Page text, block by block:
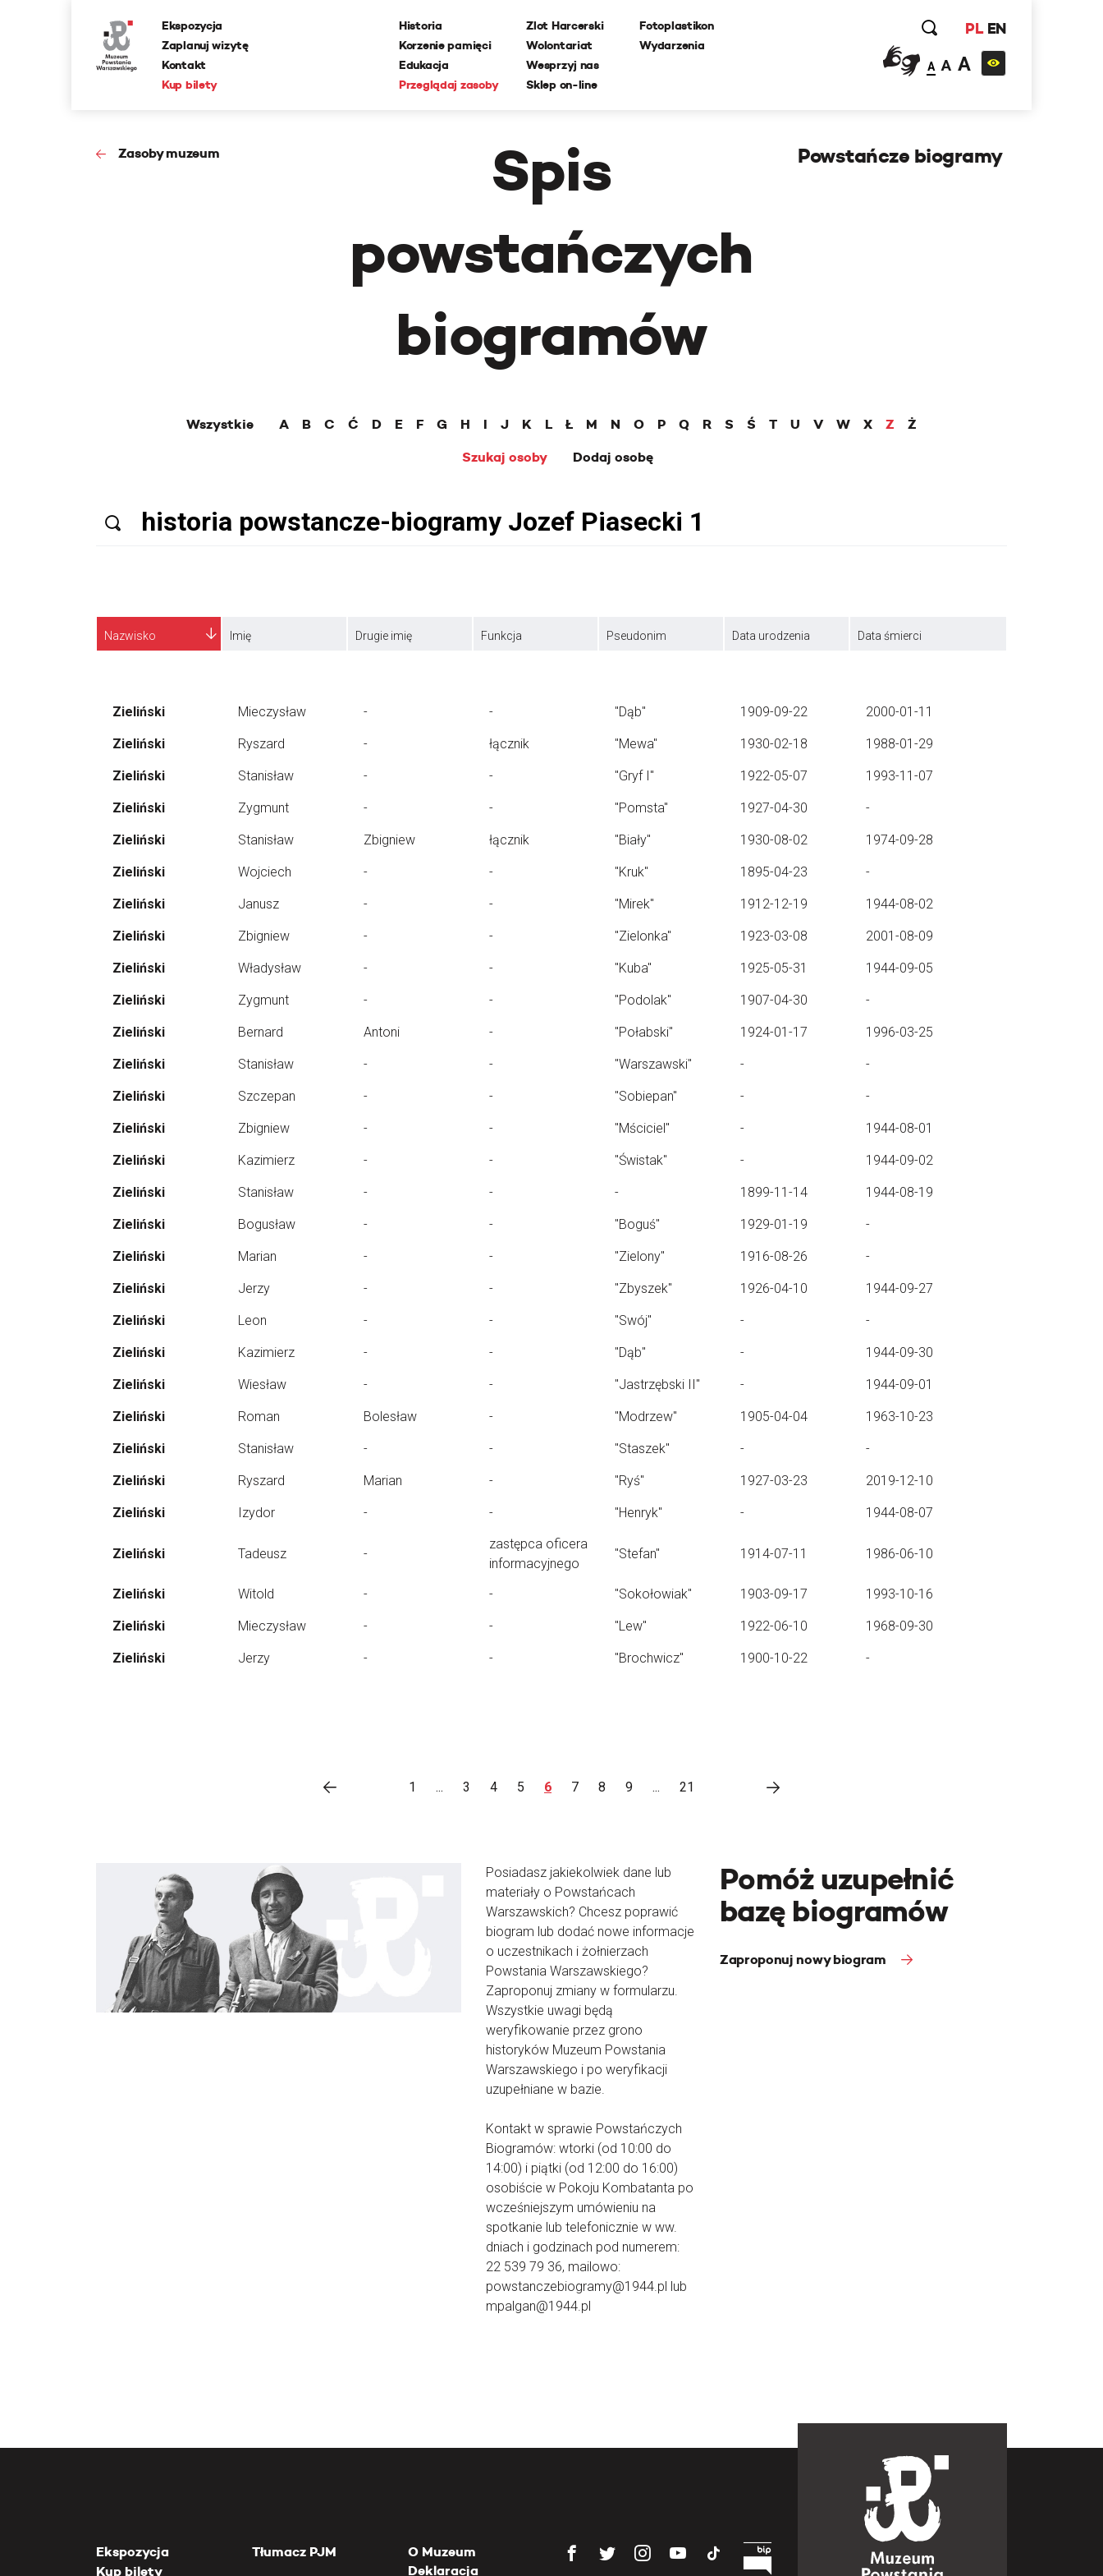
Ekspozycja
Zaplanuj wizytę
Kontakt
Kup bilety
Historia
Korzenie pamięci
Edukacja
Przeglądaj zasoby
Zlot Harcerski
Wolontariat
Wesprzyj nas
Sklep on-line
Fotoplastikon
Wydarzenia
PL EN
A A A
Zasoby muzeum
Spis
powstańczych
biogramów
Powstańcze biogramy
Wszystkie A B C Ć D E F G H I J K L Ł M N O P Q R S Ś T U V W X Z
Ż
Szukaj osoby
Dodaj osobę
Nazwisko Imię Drugie imię Funkcja Pseudonim Data urodzenia Data śmierci
Zieliński Mieczysław - - "Dąb" 1909-09-22 2000-01-11
Zieliński Ryszard - łącznik "Mewa" 1930-02-18 1988-01-29
Zieliński Stanisław - - "Gryf I" 1922-05-07 1993-11-07
Zieliński Zygmunt - - "Pomsta" 1927-04-30 -
Zieliński Stanisław Zbigniew łącznik "Biały" 1930-08-02 1974-09-28
Zieliński Wojciech - - "Kruk" 1895-04-23 -
Zieliński Janusz - - "Mirek" 1912-12-19 1944-08-02
Zieliński Zbigniew - - "Zielonka" 1923-03-08 2001-08-09
Zieliński Władysław - - "Kuba" 1925-05-31 1944-09-05
Zieliński Zygmunt - - "Podolak" 1907-04-30 -
Zieliński Bernard Antoni - "Połabski" 1924-01-17 1996-03-25
Zieliński Stanisław - - "Warszawski" - -
Zieliński Szczepan - - "Sobiepan" - -
Zieliński Zbigniew - - "Mściciel" - 1944-08-01
Zieliński Kazimierz - - "Świstak" - 1944-09-02
Zieliński Stanisław - - - 1899-11-14 1944-08-19
Zieliński Bogusław - - "Boguś" 1929-01-19 -
Zieliński Marian - - "Zielony" 1916-08-26 -
Zieliński Jerzy - - "Zbyszek" 1926-04-10 1944-09-27
Zieliński Leon - - "Swój" - -
Zieliński Kazimierz - - "Dąb" - 1944-09-30
Zieliński Wiesław - - "Jastrzębski II" - 1944-09-01
Zieliński Roman Bolesław - "Modrzew" 1905-04-04 1963-10-23
Zieliński Stanisław - - "Staszek" - -
Zieliński Ryszard Marian - "Ryś" 1927-03-23 2019-12-10
Zieliński Izydor - - "Henryk" - 1944-08-07
Zieliński Tadeusz -
zastępca oficera
informacyjnego
"Stefan" 1914-07-11 1986-06-10
Zieliński Witold - - "Sokołowiak" 1903-09-17 1993-10-16
Zieliński Mieczysław - - "Lew" 1922-06-10 1968-09-30
Zieliński Jerzy - - "Brochwicz" 1900-10-22 -
1 ... 3 4 5 6 7 8 9 ... 21
Posiadasz jakiekolwiek dane lub
materiały o Powstańcach
Warszawskich? Chcesz poprawić
biogram lub dodać nowe informacje
o uczestnikach i żołnierzach
Powstania Warszawskiego?
Zaproponuj zmiany w formularzu.
Wszystkie uwagi będą
weryfikowanie przez grono
historyków Muzeum Powstania
Warszawskiego i po weryfikacji
uzupełniane w bazie.
Kontakt w sprawie Powstańczych
Biogramów: wtorki (od 10:00 do
14:00) i piątki (od 12:00 do 16:00)
osobiście w Pokoju Kombatanta po
wcześniejszym umówieniu na
spotkanie lub telefonicznie w ww.
dniach i godzinach pod numerem:
22 539 79 36, mailowo:
powstanczebiogramy@1944.pl lub
mpalgan@1944.pl
Pomóż uzupełnić
bazę biogramów
Zaproponuj nowy biogram
Ekspozycja
Kup bilety
Tłumacz PJM
O Muzeum
Deklaracja